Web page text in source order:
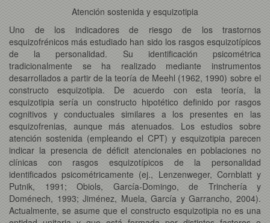
Atención sostenida y esquizotipia
Uno de los indicadores de riesgo de los trastornos
esquizofrénicos más estudiado han sido los rasgos esquizotípicos
de la personalidad. Su identificación psicométrica
tradicionalmente se ha realizado mediante instrumentos
desarrollados a partir de la teoría de Meehl (1962, 1990) sobre el
constructo esquizotipia. De acuerdo con esta teoría, la
esquizotipia sería un constructo hipotético definido por rasgos
cognitivos y conductuales similares a los presentes en las
esquizofrenias, aunque más atenuados. Los estudios sobre
atención sostenida (empleando el CPT) y esquizotipia parecen
indicar la presencia de déficit atencionales en poblaciones no
clínicas con rasgos esquizotípicos de la personalidad
identificados psicométricamente (ej., Lenzenweger, Cornblatt y
Putnik, 1991; Obiols, García-Domingo, de Trinchería y
Doménech, 1993; Jiménez, Muela, García y Garrancho, 2004).
Actualmente, se asume que el constructo esquizotipia no es una